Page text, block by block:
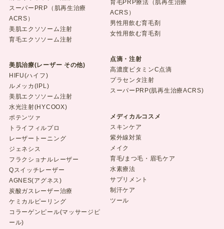
スーパーPRP（肌再生治療
ACRS）
美肌エクソソーム注射
育毛エクソソーム注射
美肌治療(レーザー その他)
HIFU(ハイフ)
ルメッカ(IPL)
美肌エクソソーム注射
水光注射(HYCOOX)
ポテンツァ
トライフィルプロ
レーザートーニング
ジェネシス
フラクショナルレーザー
Qスイッチレーザー
AGNES(アグネス)
炭酸ガスレーザー治療
ケミカルピーリング
コラーゲンピール(マッサージピ
ール)
育毛PRP療法（肌再生治療
ACRS）
男性用飲む育毛剤
女性用飲む育毛剤
点滴・注射
高濃度ビタミンC点滴
プラセンタ注射
スーパーPRP(肌再生治療ACRS)
メディカルコスメ
スキンケア
紫外線対策
メイク
育毛/まつ毛・眉毛ケア
水素療法
サプリメント
制汗ケア
ツール